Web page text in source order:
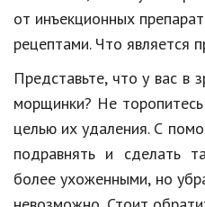
Статьи
Обзоры
Рецепты
Красота и здоровье
от инъекционных
рецептами. Что является
Представьте, что у вас в
морщинки? Не
целью их удаления. С
подравнять и сделать
более ухоженными, но